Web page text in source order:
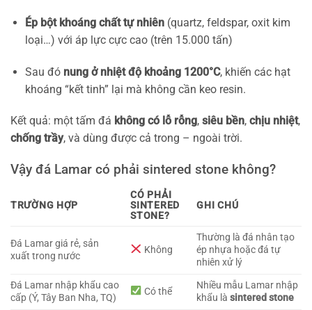
Ép bột khoáng chất tự nhiên(quartz, feldspar, oxit kim
loại…) với áp lực cực cao (trên 15.000 tấn)
Sau đó nung ở nhiệt độ khoảng 1200°C, khiến các hạt
khoáng “kết tinh” lại mà không cần keo resin.
Kết quả: một tấm đá không có lỗ rỗng, siêu bền, chịu nhiệt,
chống trầy, và dùng được cả trong – ngoài trời.
Vậy đá Lamar có phải sintered stone không?
TRƯỜNG HỢP
CÓ PHẢI
SINTERED
STONE?
GHI CHÚ
Đá Lamar giá rẻ, sản
xuất trong nước
Không
Thường là đá nhân tạo
ép nhựa hoặc đá tự
nhiên xử lý
Đá Lamar nhập khẩu cao
cấp (Ý, Tây Ban Nha, TQ)
Có thể
Nhiều mẫu Lamar nhập
khẩu làsintered stone